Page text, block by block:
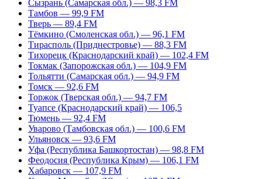
Сызрань (Самарская обл.) — 98,3 FM
Тамбов — 99,9 FM
Тверь — 89,4 FM
Тёмкино (Смоленская обл.) — 96,1 FM
Тирасполь (Приднестровье) — 88,3 FM
Тихорецк (Краснодарский край) — 102,4 FM
Токмак (Запорожская обл.) — 104,9 FM
Тольятти (Самарская обл.) — 94,9 FM
Томск — 92,6 FM
Торжок (Тверская обл.) — 94,7 FM
Туапсе (Краснодарский край) — 106,5
Тюмень — 92,4 FM
Уварово (Тамбовская обл.) — 100,6 FM
Ульяновск — 93,6 FM
Уфа (Республика Башкортостан) — 98,8 FM
Феодосия (Республика Крым) — 106,1 FM
Хабаровск — 107,9 FM